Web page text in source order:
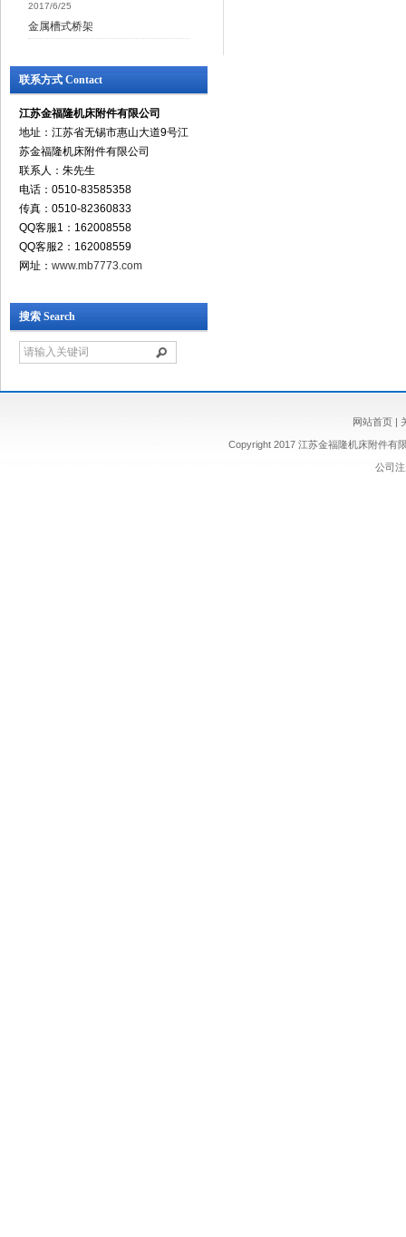
2017/6/25
金属槽式桥架
联系方式 Contact
江苏金福隆机床附件有限公司
地址：江苏省无锡市惠山大道9号江
苏金福隆机床附件有限公司
联系人：朱先生
电话：0510-83585358
传真：0510-82360833
QQ客服1：162008558
QQ客服2：162008559
网址： www.mb7773.com
搜索 Search
网站首页|
Copyright 2017 江苏金福隆机床附件有
公司